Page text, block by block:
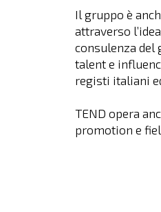
Il gruppo è
attraverso
consulenza del
talent e
registi italiani
TEND opera
promotion e